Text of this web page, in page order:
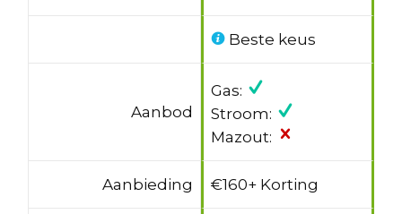
Beste keus
Aanbod
Gas:
Stroom:
Mazout:
Aanbieding €160+ Korting